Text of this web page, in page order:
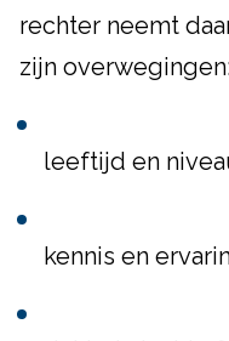
rechter neemt
zijn
leeftijd en
kennis en